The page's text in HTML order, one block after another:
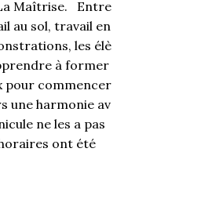
Maîtrise. Entre
au sol, travail en
les élè
à former
pour commencer
une harmonie av
ne les a pas
ont été